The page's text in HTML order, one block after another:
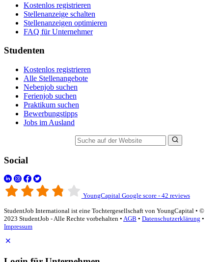
Kostenlos registrieren
Stellenanzeige schalten
Stellenanzeigen optimieren
FAQ für Unternehmer
Studenten
Kostenlos registrieren
Alle Stellenangebote
Nebenjob suchen
Ferienjob suchen
Praktikum suchen
Bewerbungstipps
Jobs im Ausland
Social
YoungCapital Google score - 42 reviews
StudentJob International ist eine Tochtergesellschaft von YoungCapital • ©
2023 StudentJob - Alle Rechte vorbehalten • AGB • Datenschutzerklärung •
Impressum